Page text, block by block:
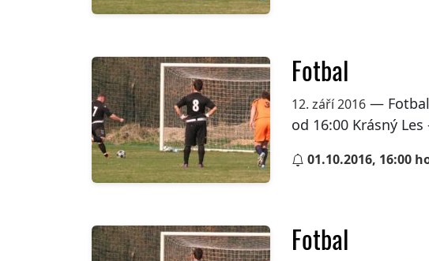
Fotbal
12. září 2016— Fotbal
od 16:00 Krásný
01.10.2016, 16:00
Fotbal